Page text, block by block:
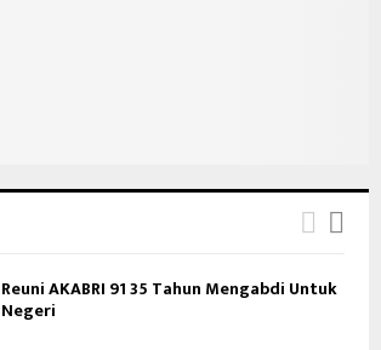
Reuni AKABRI 91 35 Tahun Mengabdi Untuk
Negeri